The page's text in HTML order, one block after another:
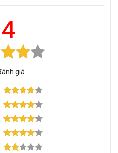
4
giá